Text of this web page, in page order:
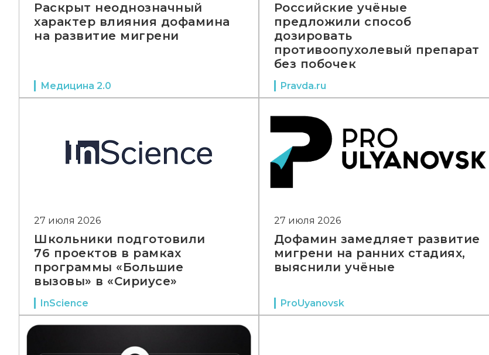
Раскрыт неоднозначный
характер влияния дофамина
на развитие мигрени
Медицина 2.0
Российские учёные
предложили способ
дозировать
противоопухолевый препарат
без побочек
Pravda.ru
27 июля 2026
Школьники подготовили
76 проектов в рамках
программы «Большие
вызовы» в «Сириусе»
InScience
27 июля 2026
Дофамин замедляет развитие
мигрени на ранних стадиях,
выяснили учёные
ProUyanovsk